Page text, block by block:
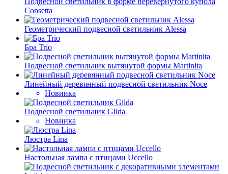
Consetta
Геометрический подвесной светильник Alessa
Бра Trio
Подвесной светильник вытянутой формы Martinita
Линейный деревянный подвесной светильник Noce
Новинка
Подвесной светильник Gilda
Новинка
Люстра Lina
Настольная лампа с птицами Uccello